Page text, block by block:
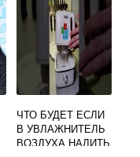
ЧТО БУДЕТ ЕСЛИ
В УВЛАЖНИТЕЛЬ
ВОЗДУХА НАЛИТЬ